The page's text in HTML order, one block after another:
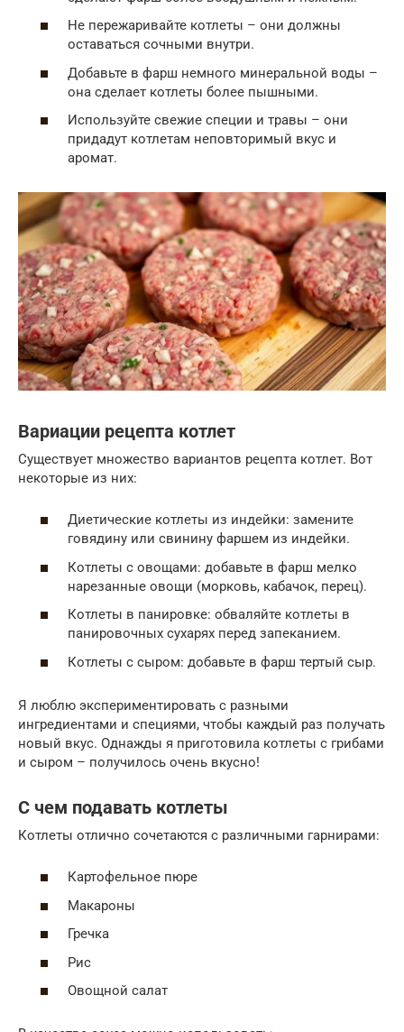
Не пережаривайте котлеты – они должны
оставаться сочными внутри.
Добавьте в фарш немного минеральной воды –
она сделает котлеты более пышными.
Используйте свежие специи и травы – они
придадут котлетам неповторимый вкус и
аромат.
Вариации рецепта котлет
Существует множество вариантов рецепта котлет. Вот
некоторые из них:
Диетические котлеты из индейки: замените
говядину или свинину фаршем из индейки.
Котлеты с овощами: добавьте в фарш мелко
нарезанные овощи (морковь, кабачок, перец).
Котлеты в панировке: обваляйте котлеты в
панировочных сухарях перед запеканием.
Котлеты с сыром: добавьте в фарш тертый сыр.
Я люблю экспериментировать с разными
ингредиентами и специями, чтобы каждый раз получать
новый вкус. Однажды я приготовила котлеты с грибами
и сыром – получилось очень вкусно!
С чем подавать котлеты
Котлеты отлично сочетаются с различными гарнирами:
Картофельное пюре
Макароны
Гречка
Рис
Овощной салат